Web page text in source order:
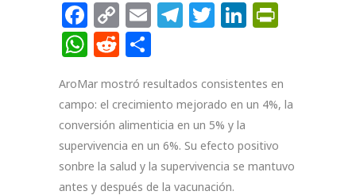
Facebook
Copy
Link
EmailTelegram
TwitterLinkedIn
WhatsApp
Reddit
AroMar mostró resultados consistentes en
campo: el crecimiento mejorado en un 4%, la
conversión alimenticia en un 5% y la
supervivencia en un 6%. Su efecto positivo
sonbre la salud y la supervivencia se mantuvo
antes y después de la vacunación.